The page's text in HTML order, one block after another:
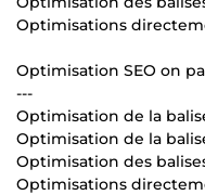
Optimisations
Optimisation SEO on
---
Optimisation de la
Optimisation de la
Optimisation des
Optimisations